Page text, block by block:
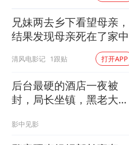
兄妹两去乡下看望母亲，
结果发现母亲死在了家中
清风电影记 1跟贴 打开APP
后台最硬的酒店一夜被
封，局长坐镇，黑老大再
影中见影